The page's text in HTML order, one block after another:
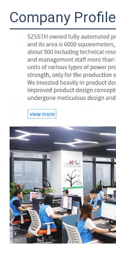
Company Profile